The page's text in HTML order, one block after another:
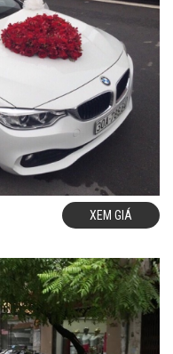
XEM GIÁ